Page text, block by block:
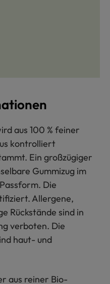
aus 100 % feiner
kontrolliert
Ein großzügiger
Gummizug im
Die
Allergene,
Rückstände sind in
verboten. Die
haut- und
aus reiner Bio-